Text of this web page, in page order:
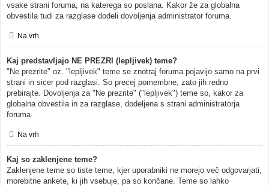
vsake strani foruma, na katerega so poslana. Kakor že za globalna
obvestila tudi za razglase dodeli dovoljenja administrator foruma.
Na vrh
Kaj predstavljajo NE PREZRI (lepljivek) teme?
"Ne prezrite" oz. "lepljivek" teme se znotraj foruma pojavijo samo na prvi
strani in sicer pod razglasi. So precej pomembne, zato jih redno
prebirajte. Dovoljenja za "Ne prezrite" ("lepljivek") teme so, kakor za
globalna obvestila in za razglase, dodeljena s strani administratorja
foruma.
Na vrh
Kaj so zaklenjene teme?
Zaklenjene teme so tiste teme, kjer uporabniki ne morejo več odgovarjati,
morebitne ankete, ki jih vsebuje, pa so končane. Teme so lahko